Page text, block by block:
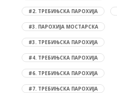
#2. ТРЕБИЊСКА ПАРОХИЈА
#3. ПАРОХИЈА МОСТАРСКА
#3. ТРЕБИЊСКА ПАРОХИЈА
#4. ТРЕБИЊСКА ПАРОХИЈА
#6. ТРЕБИЊСКА ПАРОХИЈА
#7. ТРЕБИЊСКА ПАРОХИЈА